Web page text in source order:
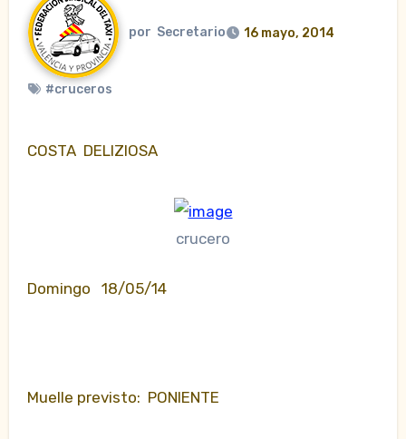
por Secretario 16 mayo, 2014
#cruceros
COSTA DELIZIOSA
crucero
Domingo 18/05/14
Muelle previsto: PONIENTE